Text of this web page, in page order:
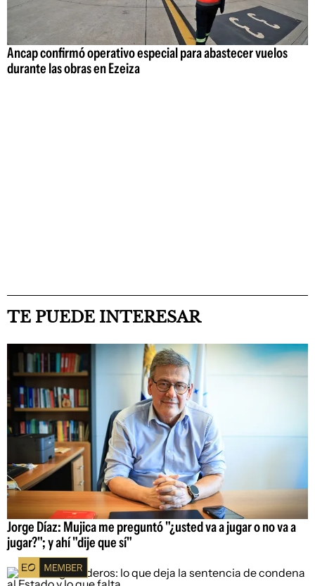
Ancap confirmó operativo especial para abastecer vuelos
durante las obras en Ezeiza
TE PUEDE INTERESAR
Jorge Díaz: Mujica me preguntó "¿usted va a jugar o no va a
jugar?"; y ahí "dije que sí"